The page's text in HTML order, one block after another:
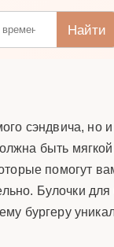
Найти
сэндвича,
быть
помогут
Булочки
бургеру